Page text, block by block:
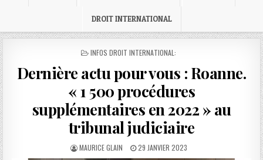
DROIT INTERNATIONAL
POSTED
INFOS DROIT INTERNATIONAL:
Dernière actu pour vous : Roanne.
« 1 500 procédures
supplémentaires en 2022 » au
tribunal judiciaire
AUTHOR:
MAURICE GLAIN
PUBLISHED
DATE:
29 JANVIER 2023